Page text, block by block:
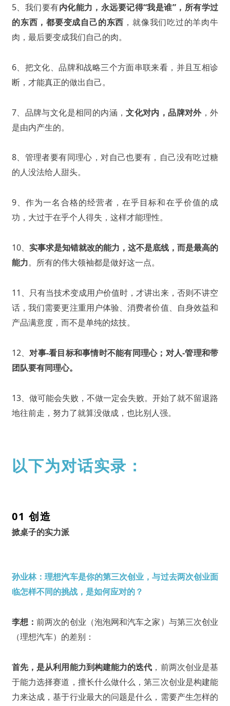
5、我们要有内化能力，永远要记得“我是谁”，所有学过
的东西，都要变成自己的东西 ，就像我们吃过的羊肉牛
肉，最后要变成我们自己的肉。
6、把文化、品牌和战略三个方面串联来看，并且互相诊
断，才能真正的做出自己。
7、品牌与文化是相同的内涵，文化对内，品牌对外，外
是由内产生的。
8、管理者要有同理心，对自己也要有，自己没有吃过糖
的人没法给人甜头。
9、作为一名合格的经营者，在乎目标和在乎价值的成
功，大过于在乎个人得失，这样才能理性。
10、 实事求是知错就改的能力，这不是底线，而是最高的
能力。所有的伟大领袖都是做好这一点。
11、只有当技术变成用户价值时，才讲出来，否则不讲空
话，我们需要更注重用户体验、消费者价值、自身效益和
产品满意度，而不是单纯的炫技。
12、对事-看目标和事情时不能有同理心；对人-管理和带
团队要有同理心。
13、做可能会失败，不做一定会失败。开始了就不留退路
地往前走，努力了就算没做成，也比别人强。
以下为对话实录：
01 创造
掀桌子的实力派
孙业林：理想汽车是你的第三次创业，与过去两次创业面
临怎样不同的挑战，是如何应对的？
李想：前两次的创业（泡泡网和汽车之家）与第三次创业
（理想汽车）的差别：
首先，是从利用能力到构建能力的迭代 ，前两次创业是基
于能力选择赛道，擅长什么做什么，第三次创业是构建能
力来达成，基于行业最大的问题是什么，需要产生怎样的